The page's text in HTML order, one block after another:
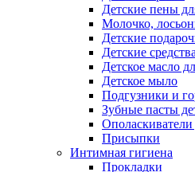
Детские пены
Молочко,
Детские
Детские
Детское масло
Детское мыло
Подгузники и
Зубные пасты
Ополаскиватели
Присыпки
Интимная гигиена
Прокладки